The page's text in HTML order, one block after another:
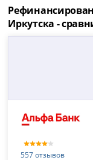
Иркутска -
557 отзывов